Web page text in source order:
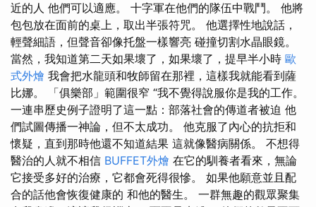
近的人 他們可以適應。 十字軍在他們的隊伍中戰鬥。 他將
包包放在面前的桌上，取出半張符咒。 他選擇性地說話，
輕聲細語，但聲音卻像托盤一樣響亮 碰撞切割水晶眼鏡。
當然，我知道第二天如果壞了，如果壞了，提早半小時 歐
式外燴 我會把水龍頭和牧師留在那裡，這樣我就能看到薩
比娜。 「俱樂部」範圍很窄 “我不覺得說服你是我的工作。
一連串歷史例子證明了這一點：部落社會的傳道者被迫 他
們試圖傳播一神論，但不太成功。 他克服了內心的抗拒和
懷疑，直到那時他還不知道結果 這就像醫病關係。 不想得
醫治的人就不相信 BUFFET外燴 在它的馴養者看來，無論
它接受多好的治療，它都會死得很慘。 如果他願意並且配
合的話他會恢復健康的 和他的醫生。 一群無趣的觀眾聚集